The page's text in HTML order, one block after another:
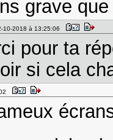
grave
10-2018 à 13:25:06
pour ta
si cela